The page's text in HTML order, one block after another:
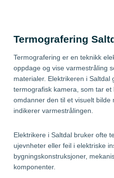
Termografering
Termografering er en teknikk
oppdage og vise varmestråling
materialer. Elektrikeren i
termografisk kamera, som tar et
omdanner den til et visuelt bilde
indikerer varmestrålingen.
Elektrikere i Saltdal bruker ofte
ujevnheter eller feil i elektriske
bygningskonstruksjoner,
komponenter.